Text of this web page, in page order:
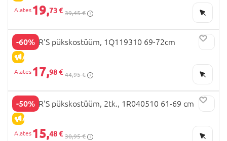
19,73 € 39,45 €
-60%
ALLAHINDLUS
CARTER'S pükskostüüm, 1Q119310 69-72cm
17,98 € 44,95 €
-50%
ALLAHINDLUS
CARTER'S pükskostüüm, 2tk., 1R040510 61-69 cm
15,48 € 30,95 €